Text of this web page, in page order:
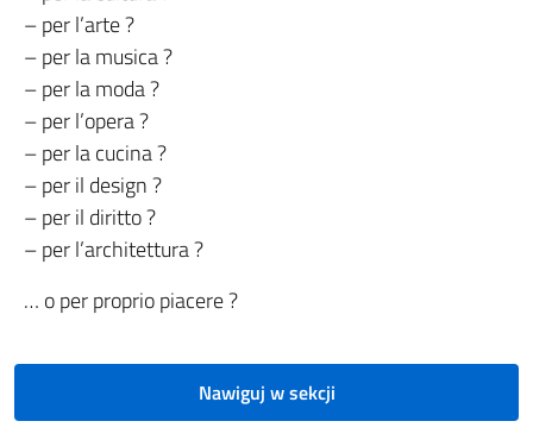
– per l’arte ?
– per la musica ?
– per la moda ?
– per l’opera ?
– per la cucina ?
– per il design ?
– per il diritto ?
– per l’architettura ?
… o per proprio piacere ?
Nawiguj w sekcji